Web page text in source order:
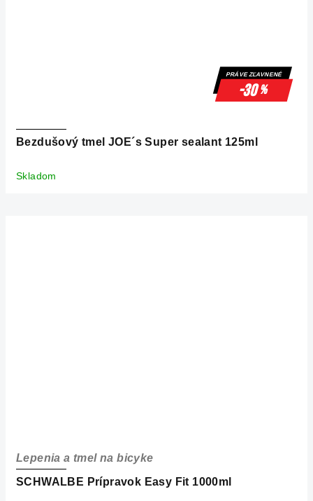
PRÁVE ZĽAVNENÉ
-30%
Bezdušový tmel JOE´s Super sealant 125ml
Skladom
SCHWALBE Prípravok Easy Fit 1000ml
Lepenia a tmel na bicyke